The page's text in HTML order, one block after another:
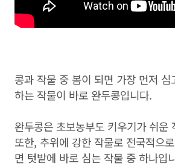
콩과 작물 중 봄이 되면 가장 먼저
하는 작물이 바로 완두콩입니다.
완두콩은 초보농부도 키우기가 쉬운
또한, 추위에 강한 작물로 전국적으
면 텃밭에 바로 심는 작물 중 하나입